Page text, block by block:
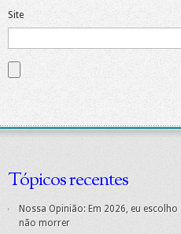
Site
Tópicos recentes
Nossa Opinião: Em 2026, eu escolho
não morrer